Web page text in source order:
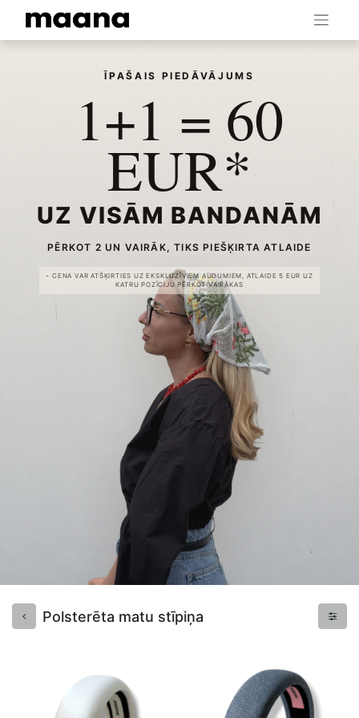
ĪPAŠAIS PIEDĀVĀJUMS
1+1 = 60
EUR*
UZ VISĀM BANDANĀM
PĒRKOT 2 UN VAIRĀK, TIKS PIEŠĶIRTA ATLAIDE
- CENA VAR ATŠĶIRTIES UZ EKSKLUZĪVIEM AUDUMIEM, ATLAIDE 5 EUR UZ
KATRU POZĪCIJU PĒRKOT VAIRĀKAS
Polsterēta matu stīpiņa